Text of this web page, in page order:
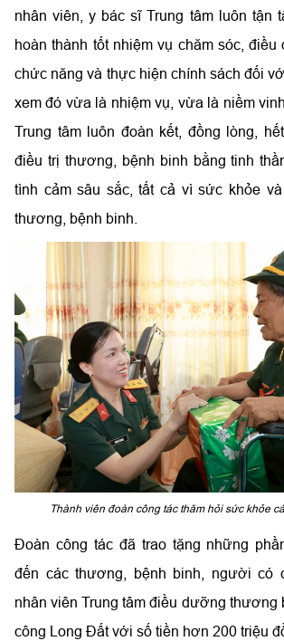
nhân viên, y bác sĩ Trung tâm luôn tận
hoàn thành tốt nhiệm vụ chăm sóc,
chức năng và thực hiện chính sách đối
xem đó vừa là nhiệm vụ, vừa là niềm
Trung tâm luôn đoàn kết, đồng lòng,
điều trị thương, bệnh binh bằng tinh
tình cảm sâu sắc, tất cả vì sức khỏe
thương, bệnh binh.
Thành viên đoàn công tác thăm hỏi sức khỏe
Đoàn công tác đã trao tặng những
đến các thương, bệnh binh, người có
nhân viên Trung tâm điều dưỡng thương
công Long Đất với số tiền hơn 200 triệu